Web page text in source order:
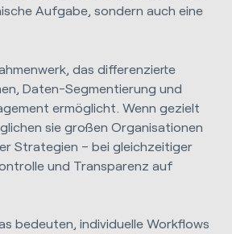
Aufgabe, sondern auch eine
das differenzierte
Daten-Segmentierung und
ermöglicht. Wenn gezielt
sie großen Organisationen
Strategien – bei gleichzeitiger
und Transparenz auf
bedeuten, individuelle Workflows